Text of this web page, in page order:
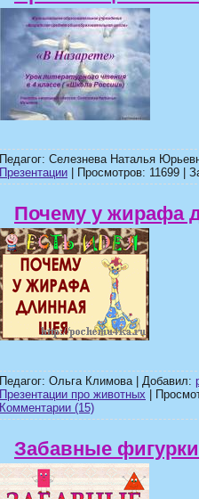
Педагог: Селезнева Наталья
Презентации | Просмотров: 11699 |
Почему у жирафа
Педагог: Ольга Климова | Добавил:
Презентации про животных |
Комментарии (15)
Забавные фигурки